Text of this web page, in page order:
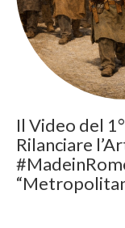
Il Video del
Rilanciare